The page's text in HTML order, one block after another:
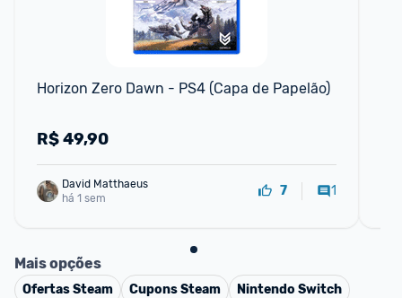
Horizon Zero Dawn - PS4 (Capa de Papelão)
R$49,90
há 1 sem
7 1
Mais opções
OfertasSteam CuponsSteam
Nintendo Switch